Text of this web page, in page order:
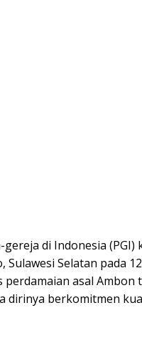
gereja di Indonesia
Sulawesi Selatan pada
asal
dirinya berkomitmen